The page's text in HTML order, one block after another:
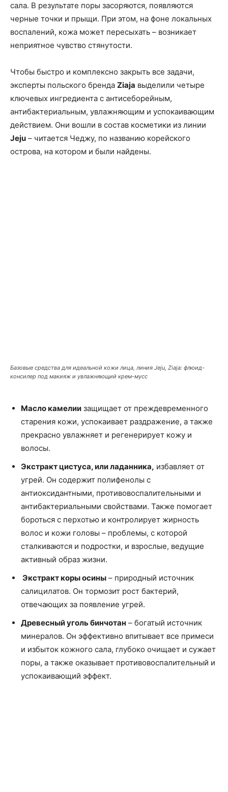
сала. В результате поры засоряются, появляются
черные точки и прыщи. При этом, на фоне локальных
воспалений, кожа может пересыхать – возникает
неприятное чувство стянутости.
Чтобы быстро и комплексно закрыть все задачи,
эксперты польского бренда Ziaja выделили четыре
ключевых ингредиента с антисеборейным,
антибактериальным, увлажняющим и успокаивающим
действием. Они вошли в состав косметики из линии
Jeju – читается Чеджу, по названию корейского
острова, на котором и были найдены.
Базовые средства для идеальной кожи лица, линия Jeju, Ziaja: флюид-
консилер под макияж и увлажняющий крем-мусс
Масло камелии защищает от преждевременного
старения кожи, успокаивает раздражение, а также
прекрасно увлажняет и регенерирует кожу и
волосы.
Экстракт цистуса, или ладанника, избавляет от
угрей. Он содержит полифенолы с
антиоксидантными, противовоспалительными и
антибактериальными свойствами. Также помогает
бороться с перхотью и контролирует жирность
волос и кожи головы – проблемы, с которой
сталкиваются и подростки, и взрослые, ведущие
активный образ жизни.
Экстракт коры осины – природный источник
салицилатов. Он тормозит рост бактерий,
отвечающих за появление угрей.
Древесный уголь бинчотан – богатый источник
минералов. Он эффективно впитывает все примеси
и избыток кожного сала, глубоко очищает и сужает
поры, а также оказывает противовоспалительный и
успокаивающий эффект.